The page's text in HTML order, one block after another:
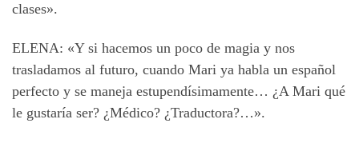
clases».
ELENA: «Y si hacemos un poco de magia y nos
trasladamos al futuro, cuando Mari ya habla un español
perfecto y se maneja estupendísimamente… ¿A Mari qué
le gustaría ser? ¿Médico? ¿Traductora?…».